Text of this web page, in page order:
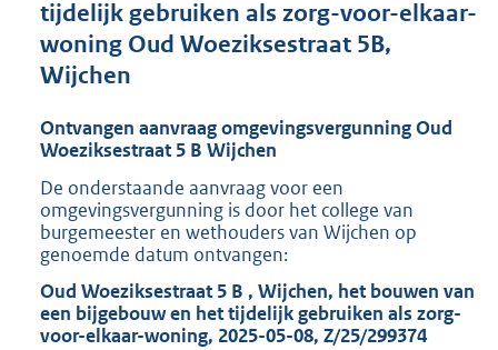
o
t
8
6
K
b
tijdelijk gebruiken als zorg-voor-elkaar-
woning Oud Woeziksestraat 5B,
Wijchen
Ontvangen aanvraag omgevingsvergunning Oud
Woeziksestraat 5 B Wijchen
De onderstaande aanvraag voor een
omgevingsvergunning is door het college van
burgemeester en wethouders van Wijchen op
genoemde datum ontvangen:
Oud Woeziksestraat 5 B , Wijchen, het bouwen van
een bijgebouw en het tijdelijk gebruiken als zorg-
voor-elkaar-woning, 2025-05-08, Z/25/299374